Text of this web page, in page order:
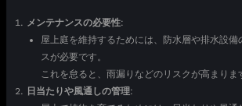
メンテナンスの必要性:
屋上庭を維持するためには、防水層や排水設備
スが必要です。
これを怠ると、雨漏りなどのリスクが高まりま
日当たりや風通しの管理: